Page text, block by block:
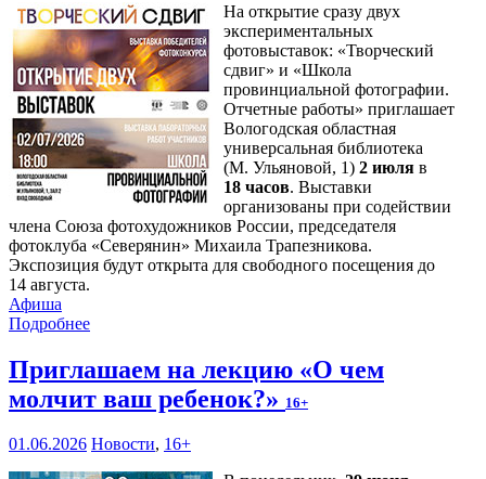
На открытие сразу двух
экспериментальных
фотовыставок: «Творческий
сдвиг» и «Школа
провинциальной фотографии.
Отчетные работы» приглашает
Вологодская областная
универсальная библиотека
(М. Ульяновой, 1) 2 июля в
18 часов. Выставки
организованы при содействии
члена Союза фотохудожников России, председателя
фотоклуба «Северянин» Михаила Трапезникова.
Экспозиция будут открыта для свободного посещения до
14 августа.
Афиша
Подробнее
Приглашаем на лекцию «О чем
молчит ваш ребенок?» 16+
01.06.2026 Новости, 16+